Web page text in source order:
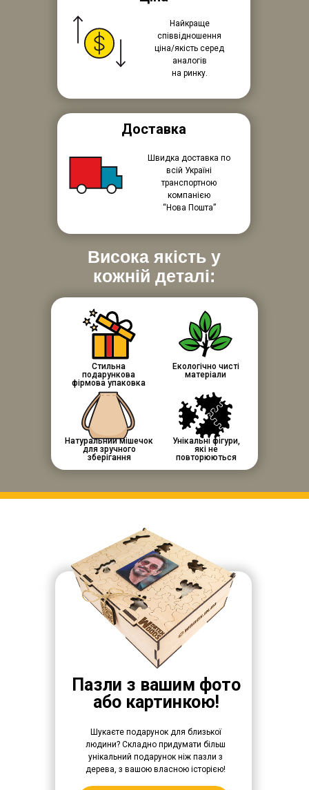
Висока якість у
кожній деталі:
Найкраще
співвідношення
ціна/якість серед
аналогів
на ринку.
Швидка доставка по
всій Україні
транспортною
компанією
“Нова Пошта”
Екологічно чисті
матеріали
Стильна
подарункова
фірмова упаковка
Унікальні фігури,
які не
повторюються
Натуральний мішечок
для зручного
зберігання
Доставка
Пазли з вашим фото
або картинкою!
Шукаєте подарунок для близької
людини? Складно придумати більш
унікальний подарунок ніж пазли з
дерева, з вашою власною історією!